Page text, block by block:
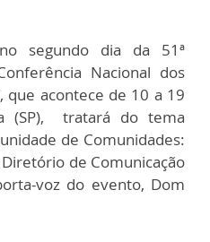
segundo dia da 51ª
Nacional dos
que acontece de 10 a 19
(SP), tratará do tema
de Comunidades:
de Comunicação
voz do evento, Dom